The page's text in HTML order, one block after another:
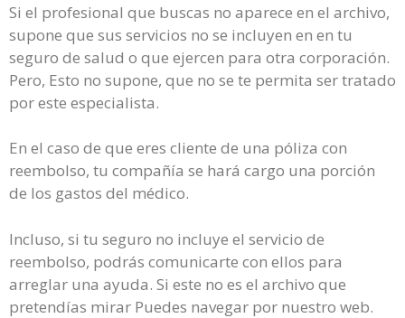
Si el profesional que buscas no aparece en el archivo,
supone que sus servicios no se incluyen en en tu
seguro de salud o que ejercen para otra corporación.
Pero, Esto no supone, que no se te permita ser tratado
por este especialista.
En el caso de que eres cliente de una póliza con
reembolso, tu compañía se hará cargo una porción
de los gastos del médico.
Incluso, si tu seguro no incluye el servicio de
reembolso, podrás comunicarte con ellos para
arreglar una ayuda. Si este no es el archivo que
pretendías mirar Puedes navegar por nuestro web.